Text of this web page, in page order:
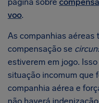
voo.
As companhias aéreas
compensação se
estiverem em jogo.
situação incomum que
companhia aérea e